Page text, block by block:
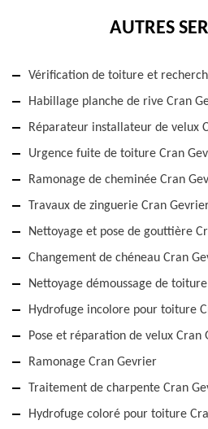
AUTRES
Vérification de toiture et
Habillage planche de rive Cran
Réparateur installateur de velux
Urgence fuite de toiture Cran
Ramonage de cheminée Cran
Travaux de zinguerie Cran
Nettoyage et pose de gouttière
Changement de chéneau Cran
Nettoyage démoussage de
Hydrofuge incolore pour toiture
Pose et réparation de velux Cran
Ramonage Cran Gevrier
Traitement de charpente Cran
Hydrofuge coloré pour toiture